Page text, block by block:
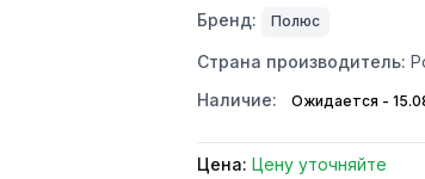
Бренд: Полюс
Страна производитель:
Наличие:
Ожидается -
Цена: Цену уточняйте